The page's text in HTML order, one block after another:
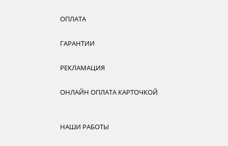
ОПЛАТА
ГАРАНТИИ
РЕКЛАМАЦИЯ
ОНЛАЙН ОПЛАТА КАРТОЧКОЙ
НАШИ РАБОТЫ